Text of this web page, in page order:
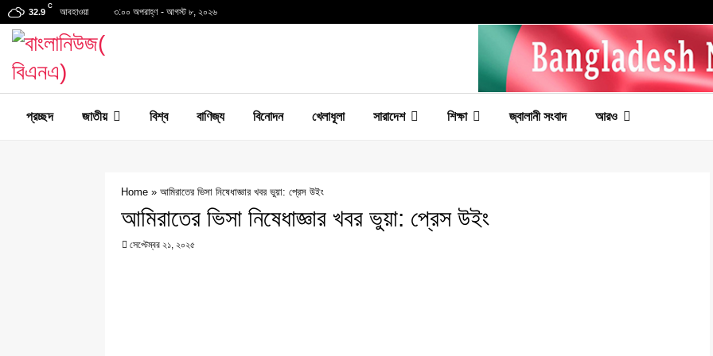
32.9
C
আবহাওয়া ৩:০০ অপরাহ্ণ - আগস্ট ৮, ২০২৬
প্রচ্ছদ জাতীয় বিশ্ব বাণিজ্য বিনোদন খেলাধূলা সারাদেশ শিক্ষা জ্বালানী সংবাদ আরও
Home » আমিরাতের ভিসা নিষেধাজ্ঞার খবর ভুয়া: প্রেস উইং
আমিরাতের ভিসা নিষেধাজ্ঞার খবর ভুয়া: প্রেস উইং
সেপ্টেম্বর ২১, ২০২৫